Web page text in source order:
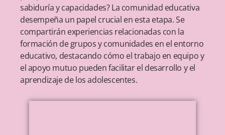
sabiduría y capacidades? La comunidad educativa
desempeña un papel crucial en esta etapa. Se
compartirán experiencias relacionadas con la
formación de grupos y comunidades en el entorno
educativo, destacando cómo el trabajo en equipo y
el apoyo mutuo pueden facilitar el desarrollo y el
aprendizaje de los adolescentes.